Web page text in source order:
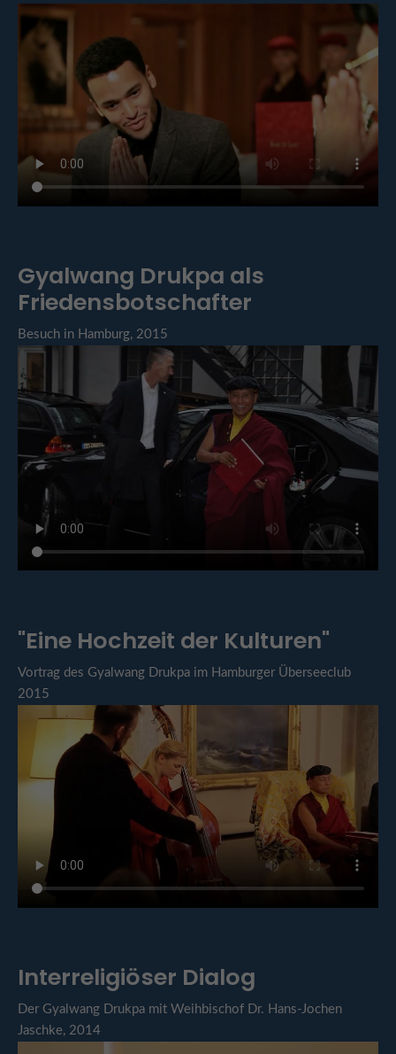
Gyalwang Drukpa als
Friedensbotschafter
Besuch in Hamburg, 2015
"Eine Hochzeit der Kulturen"
Vortrag des Gyalwang Drukpa im Hamburger Überseeclub
2015
Interreligiöser Dialog
Der Gyalwang Drukpa mit Weihbischof Dr. Hans-Jochen
Jaschke, 2014